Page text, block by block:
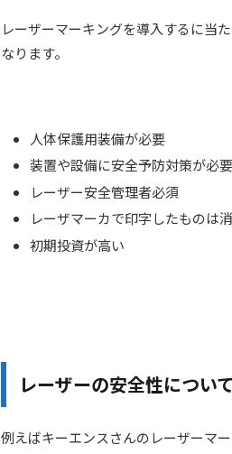
レーザーマーキングを導入するに当
なります。
人体保護用装備が必要
装置や設備に安全予防対策が必
レーザー安全管理者必須
レーザマーカで印字したものは消
初期投資が高い
レーザーの安全性について
例えばキーエンスさんのレーザーマ